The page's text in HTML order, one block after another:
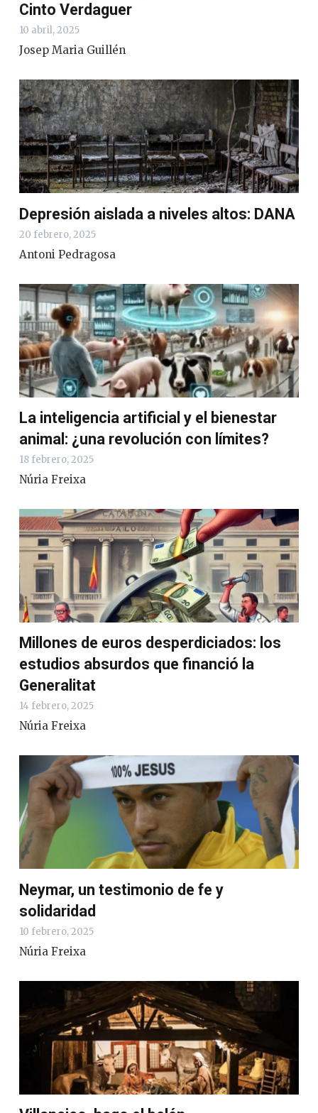
Cinto Verdaguer
10 abril, 2025
Josep Maria Guillén
Depresión aislada a niveles altos: DANA
20 febrero, 2025
Antoni Pedragosa
La inteligencia artificial y el bienestar
animal: ¿una revolución con límites?
18 febrero, 2025
Núria Freixa
Millones de euros desperdiciados: los
estudios absurdos que financió la
Generalitat
14 febrero, 2025
Núria Freixa
Neymar, un testimonio de fe y
solidaridad
10 febrero, 2025
Núria Freixa